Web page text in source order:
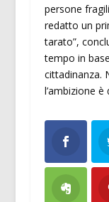
persone
redatto un
tarato”,
tempo in
cittadinanza.
l’ambizione è